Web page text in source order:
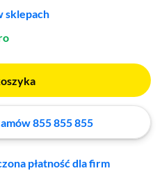
sklepach
855 855 855
płatność dla firm